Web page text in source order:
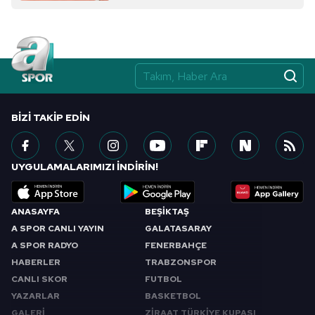
ANASAYFA
A SPOR CANLI YAYIN
A SPOR RADYO
HABERLER
CANLI SKOR
YAZARLAR
BEŞİKTAŞ
GALATASARAY
FENERBAHÇE
TRABZONSPOR
FUTBOL
BASKETBOL
BIZI TAKIP EDIN
UYGULAMALARIMIZI İNDİRİN!